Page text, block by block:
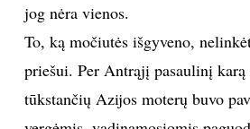
ORAI
ĮDOMYBĖS
ISTORIJA
jog nėra vienos.
To, ką močiutės išgyveno,
priešui. Per Antrąjį pasaulinį
tūkstančių Azijos moterų buvo